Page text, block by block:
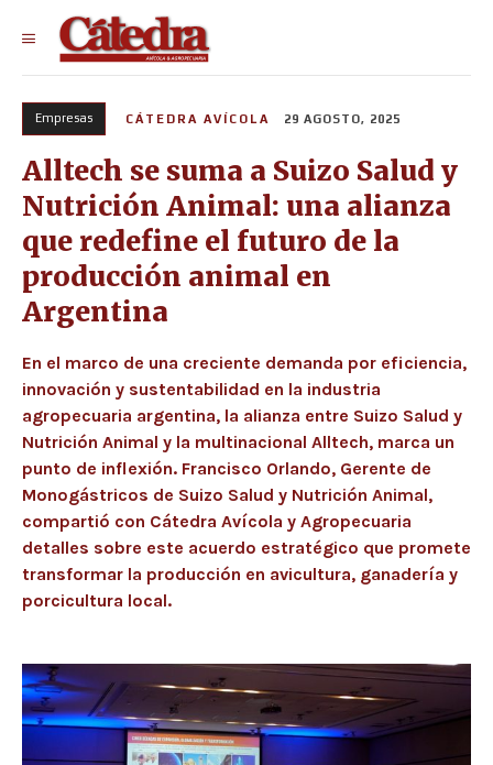
Empresas CÁTEDRA AVÍCOLA 29 AGOSTO, 2025
Alltech se suma a Suizo Salud y
Nutrición Animal: una alianza
que redefine el futuro de la
producción animal en
Argentina
En el marco de una creciente demanda por eficiencia,
innovación y sustentabilidad en la industria
agropecuaria argentina, la alianza entre Suizo Salud y
Nutrición Animal y la multinacional Alltech, marca un
punto de inflexión. Francisco Orlando, Gerente de
Monogástricos de Suizo Salud y Nutrición Animal,
compartió con Cátedra Avícola y Agropecuaria
detalles sobre este acuerdo estratégico que promete
transformar la producción en avicultura, ganadería y
porcicultura local.